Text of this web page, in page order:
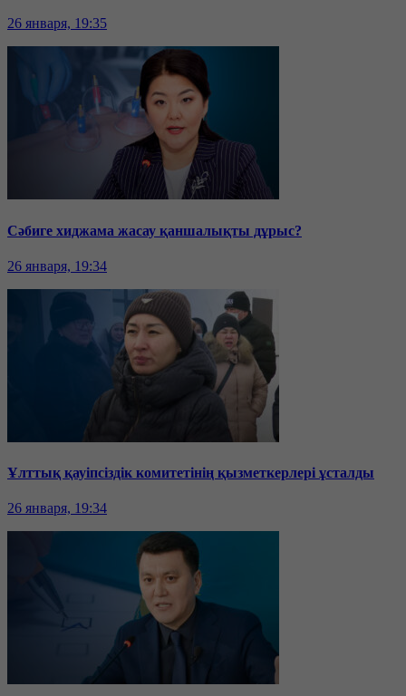
26 января, 19:35
Сәбиге хиджама жасау қаншалықты дұрыс?
26 января, 19:34
Ұлттық қауіпсіздік комитетінің қызметкерлері ұсталды
26 января, 19:34